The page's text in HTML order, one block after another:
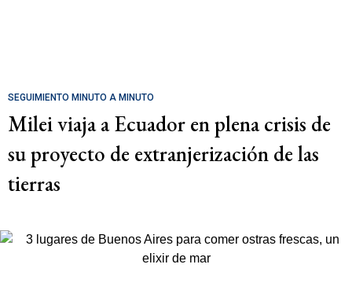
SEGUIMIENTO MINUTO A MINUTO
Milei viaja a Ecuador en plena crisis de
su proyecto de extranjerización de las
tierras